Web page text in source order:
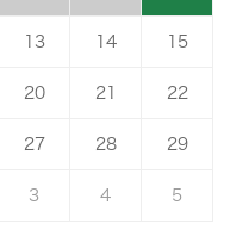
13 14 15
20 21 22
27 28 29
3 4 5